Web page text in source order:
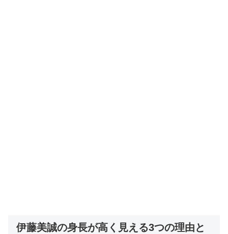
伊藤美誠の身長が高く見える3つの理由と